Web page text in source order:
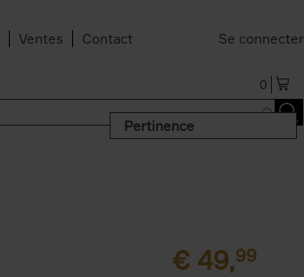
Ventes Contact Se connecter
0
Pertinence
€ 49,99